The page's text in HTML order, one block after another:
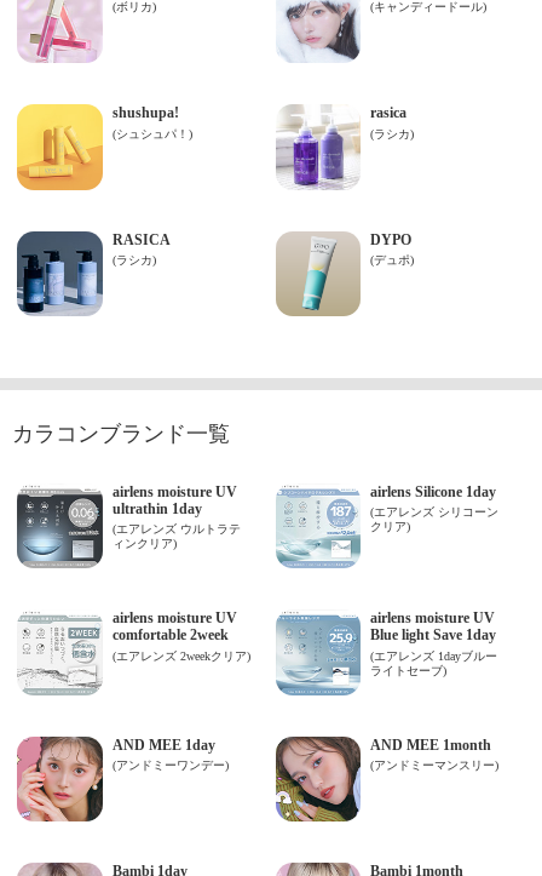
カラコンブランド一覧